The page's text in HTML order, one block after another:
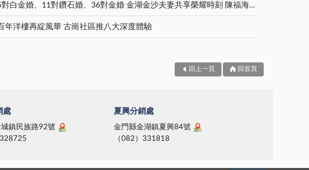
5對白金婚、11對鑽石婚、36對金婚 金湖金沙夫妻共享榮耀時刻 陳福海表揚金鑽婚夫妻 向半世紀相守家庭典範致敬
年洋樓再綻風華 古崗社區推八大深度體驗
回上一頁 回首頁
處
鎮民族路92號
夏興分銷處
金門縣金湖鎮夏興84號
（082）331818